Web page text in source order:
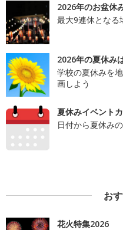
2026年のお盆休
最大9連休となる
2026年の夏休み
学校の夏休みを
画しよう
夏休みイベント
日付から夏休み
お
花火特集2026